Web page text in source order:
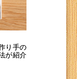
り手の
が紹介